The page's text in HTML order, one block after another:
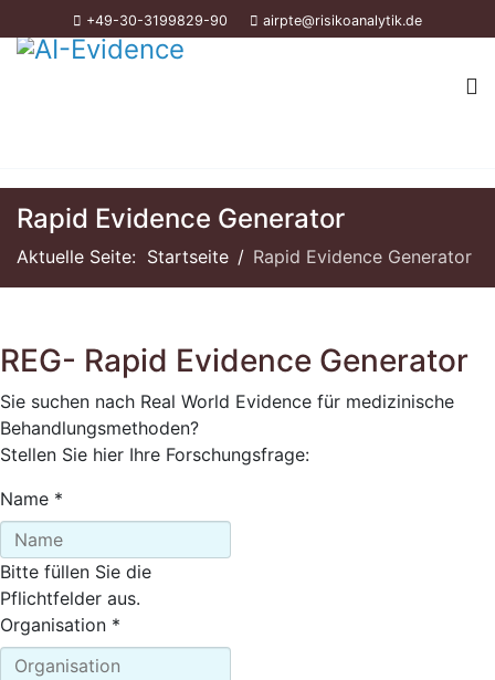
+49-30-3199829-90 airpte@risikoanalytik.de
Rapid Evidence Generator
Aktuelle Seite: Startseite Rapid Evidence Generator
REG- Rapid Evidence Generator
Sie suchen nach Real World Evidence für medizinische
Behandlungsmethoden?
Stellen Sie hier Ihre Forschungsfrage:
Name *
Bitte füllen Sie die
Pflichtfelder aus.
Organisation *